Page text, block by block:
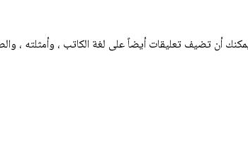
أن تضيف تعليقات أيضاً على لغة الكاتب ، وأمثلته ،